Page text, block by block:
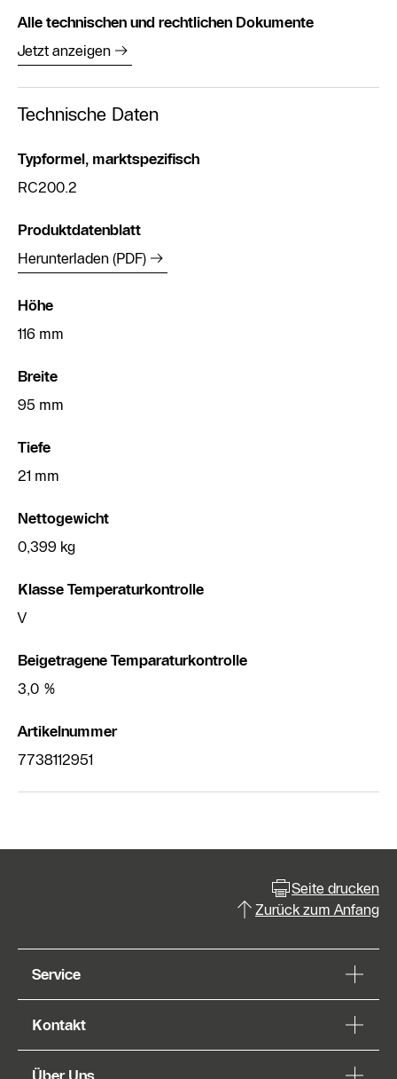
Alle technischen und rechtlichen Dokumente
Jetzt anzeigen
Technische Daten
Typformel, marktspezifisch
RC200.2
Produktdatenblatt
Herunterladen (PDF)
Höhe
116 mm
Breite
95 mm
Tiefe
21 mm
Nettogewicht
0,399 kg
Klasse Temperaturkontrolle
V
Beigetragene Temparaturkontrolle
3,0 %
Artikelnummer
7738112951
Seite drucken
Zurück zum Anfang
Service
Kontakt
Über Uns